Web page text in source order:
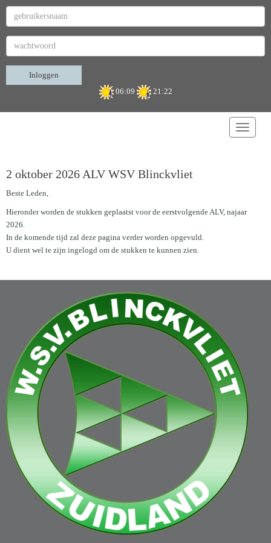
Inloggen
06:09
21:22
Toggle
2 oktober 2026 ALV WSV Blinckvliet
Beste Leden,
Hieronder worden de stukken geplaatst voor de eerstvolgende ALV, najaar
2026.
In de komende tijd zal deze pagina verder worden opgevuld.
U dient wel te zijn ingelogd om de stukken te kunnen zien.